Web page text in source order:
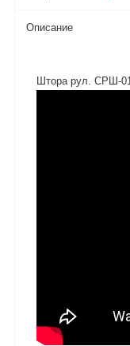
Описание
Штора рул. СРШ-